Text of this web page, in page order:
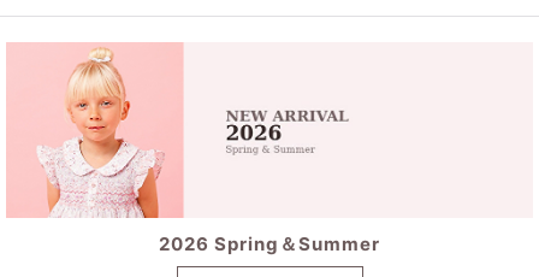
2026 Spring＆Summer